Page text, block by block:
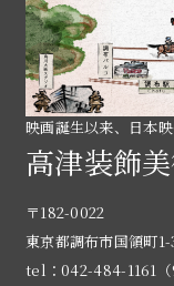
映画誕生以来、日本
高津装飾
〒182-0022
東京都調布市国領町
tel：042-484-1161（